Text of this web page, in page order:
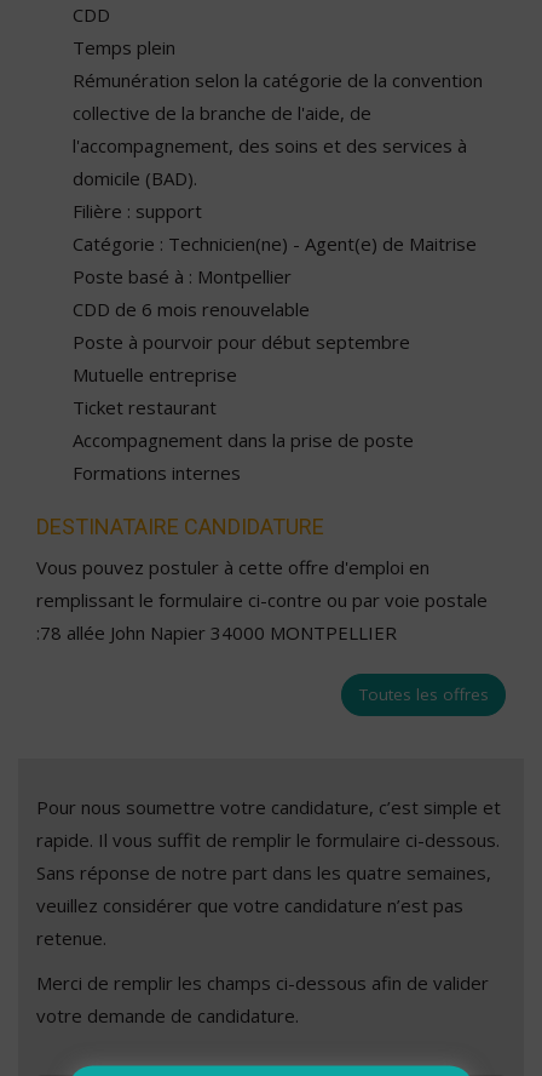
CDD
Temps plein
Rémunération selon la catégorie de la convention
collective de la branche de l'aide, de
l'accompagnement, des soins et des services à
domicile (BAD).
Filière : support
Catégorie : Technicien(ne) - Agent(e) de Maitrise
Poste basé à : Montpellier
CDD de 6 mois renouvelable
Poste à pourvoir pour début septembre
Mutuelle entreprise
Ticket restaurant
Accompagnement dans la prise de poste
Formations internes
DESTINATAIRE CANDIDATURE
Vous pouvez postuler à cette offre d'emploi en
remplissant le formulaire ci-contre ou par voie postale
:78 allée John Napier 34000 MONTPELLIER
Toutes les offres
Pour nous soumettre votre candidature, c’est simple et
rapide. Il vous suffit de remplir le formulaire ci-dessous.
Sans réponse de notre part dans les quatre semaines,
veuillez considérer que votre candidature n’est pas
retenue.
Merci de remplir les champs ci-dessous afin de valider
votre demande de candidature.